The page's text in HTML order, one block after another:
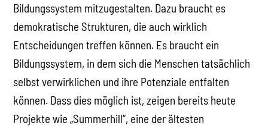
Bildungssystem mitzugestalten. Dazu braucht es
demokratische Strukturen, die auch wirklich
Entscheidungen treffen können. Es braucht ein
Bildungssystem, in dem sich die Menschen tatsächlich
selbst verwirklichen und ihre Potenziale entfalten
können. Dass dies möglich ist, zeigen bereits heute
Projekte wie „Summerhill“, eine der ältesten